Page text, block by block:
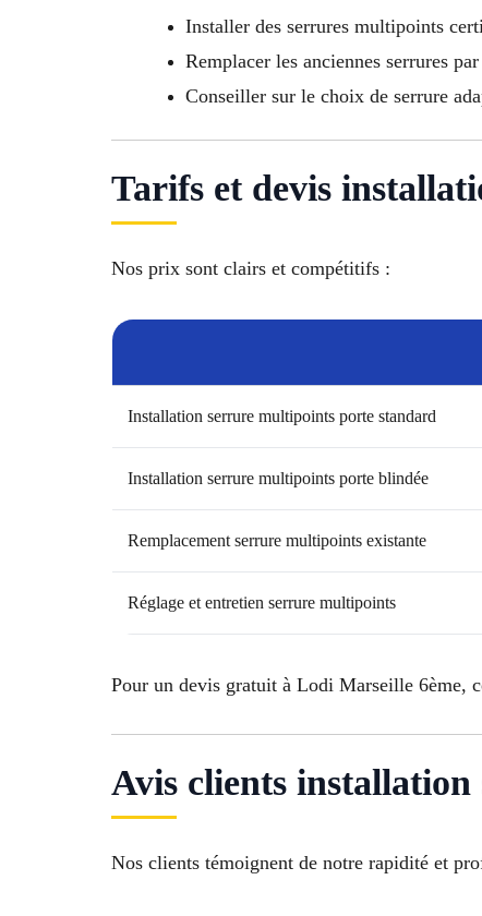
Installer des serrures multipoints
Remplacer les anciennes serrures
Conseiller sur le choix de serrure
Tarifs et devis
Nos prix sont clairs et compétitifs :
Installation serrure multipoints porte standard
Installation serrure multipoints porte blindée
Remplacement serrure multipoints existante
Réglage et entretien serrure multipoints
Pour un devis gratuit à Lodi Marseille 6ème,
Avis clients
Nos clients témoignent de notre rapidité et